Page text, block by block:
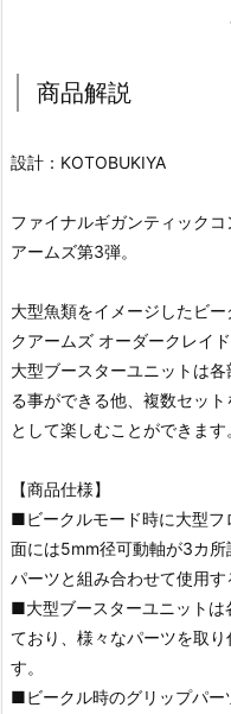
商品解説
設計：KOTOBUKIYA
ファイナルギガンティック
アームズ第3弾。
大型魚類をイメージしたビ
クアームズ オーダークレイ
大型ブースターユニットは
る事ができる他、複数セッ
として楽しむことができます
【商品仕様】
■ビークルモード時に大型フ
面には5mm径可動軸が3カ
パーツと組み合わせて使用す
■大型ブースターユニット
ており、様々なパーツを取
す。
■ビークル時のグリップパー